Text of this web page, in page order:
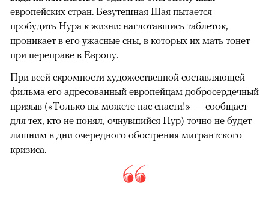
европейских стран. Безутешная Шая пытается
пробудить Нура к жизни: наглотавшись таблеток,
проникает в его ужасные сны, в которых их мать тонет
при переправе в Европу.
При всей скромности художественной составляющей
фильма его адресованный европейцам добросердечный
призыв («Только вы можете нас спасти!» — сообщает
для тех, кто не понял, очнувшийся Нур) точно не будет
лишним в дни очередного обострения мигрантского
кризиса.